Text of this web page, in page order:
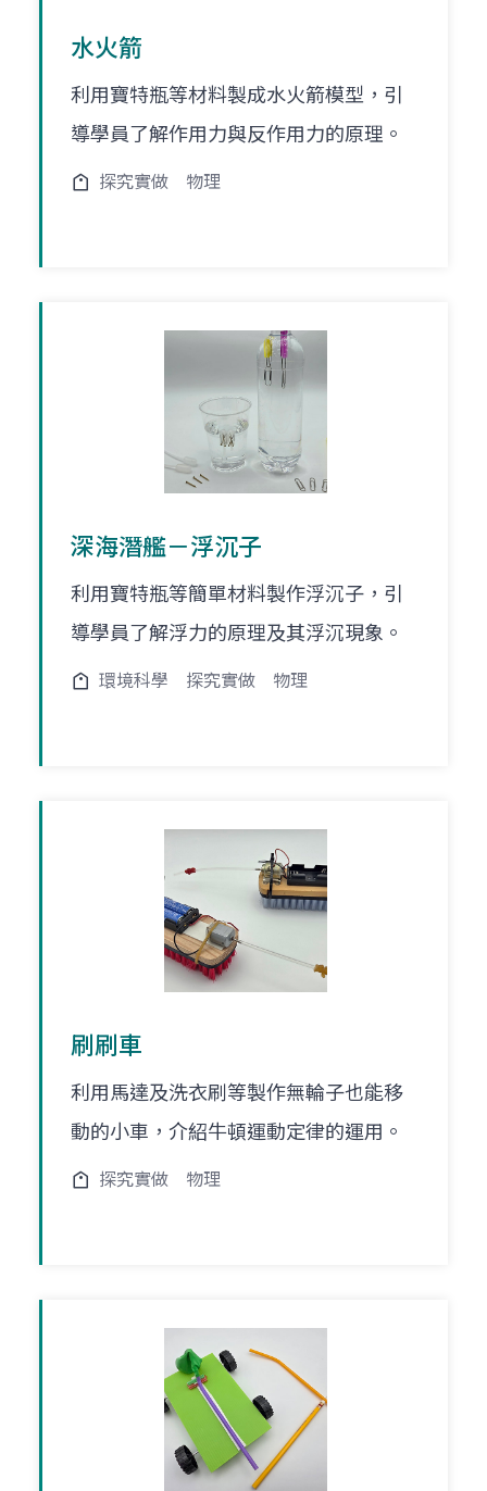
水火箭
利用寶特瓶等材料製成水火箭模型，引
導學員了解作用力與反作用力的原理。
探究實做 物理
深海潛艦－浮沉子
利用寶特瓶等簡單材料製作浮沉子，引
導學員了解浮力的原理及其浮沉現象。
環境科學 探究實做 物理
刷刷車
利用馬達及洗衣刷等製作無輪子也能移
動的小車，介紹牛頓運動定律的運用。
探究實做 物理